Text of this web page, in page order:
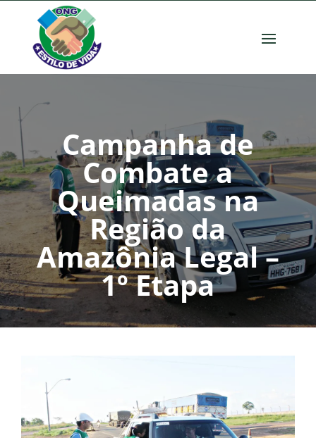
Campanha de
Combate a
Queimadas na
Região da
Amazônia Legal –
1º Etapa